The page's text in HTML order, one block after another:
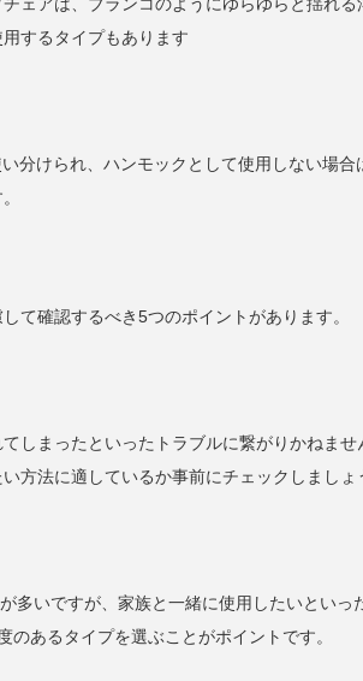
するタイプもあります
分けられ、ハンモックとして使用しない場合
て確認するべき5つのポイントがあります。
しまったといったトラブルに繋がりかねませ
方法に適しているか事前にチェックしましょ
多いですが、家族と一緒に使用したいといっ
あるタイプを選ぶことがポイントです。